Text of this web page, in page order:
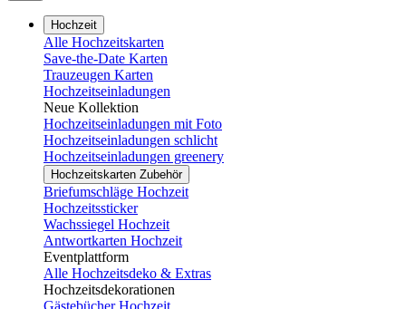
Hochzeit
Alle Hochzeitskarten
Save-the-Date Karten
Trauzeugen Karten
Hochzeitseinladungen
Neue Kollektion
Hochzeitseinladungen mit Foto
Hochzeitseinladungen schlicht
Hochzeitseinladungen greenery
Hochzeitskarten Zubehör
Briefumschläge Hochzeit
Hochzeitssticker
Wachssiegel Hochzeit
Antwortkarten Hochzeit
Eventplattform
Alle Hochzeitsdeko & Extras
Hochzeitsdekorationen
Gästebücher Hochzeit